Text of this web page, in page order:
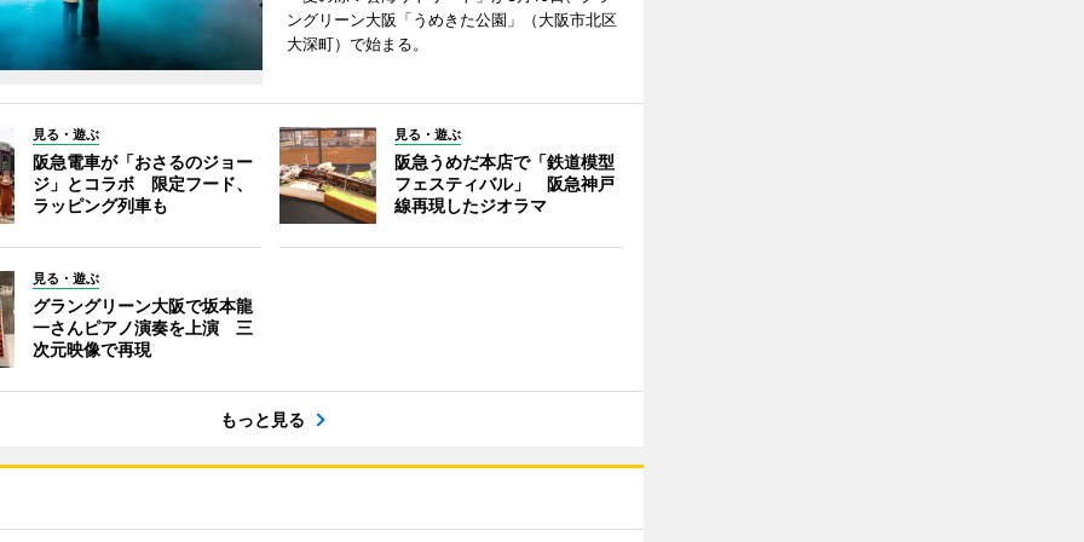
ングリーン大阪「うめきた公園」（大阪市北区
大深町）で始まる。
見る・遊ぶ
阪急電車が「おさるのジョー
ジ」とコラボ 限定フード、
ラッピング列車も
見る・遊ぶ
阪急うめだ本店で「鉄道模型
フェスティバル」 阪急神戸
線再現したジオラマ
見る・遊ぶ
グラングリーン大阪で坂本龍
一さんピアノ演奏を上演 三
次元映像で再現
もっと見る